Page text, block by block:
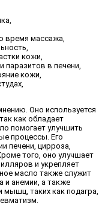
время массажа,
кожи,
паразитов в печени,
кожи,
Оно используется
как обладает
помогает улучшить
процессы. Его
печени, цирроза,
того, оно улучшает
и укрепляет
масло также служит
и анемии, а также
мышц, таких как подагра,